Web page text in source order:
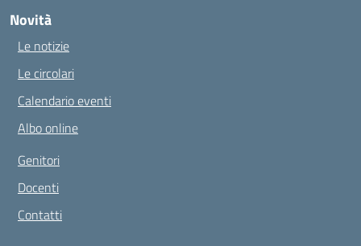
Novità
Le notizie
Le circolari
Calendario eventi
Albo online
Genitori
Docenti
Contatti